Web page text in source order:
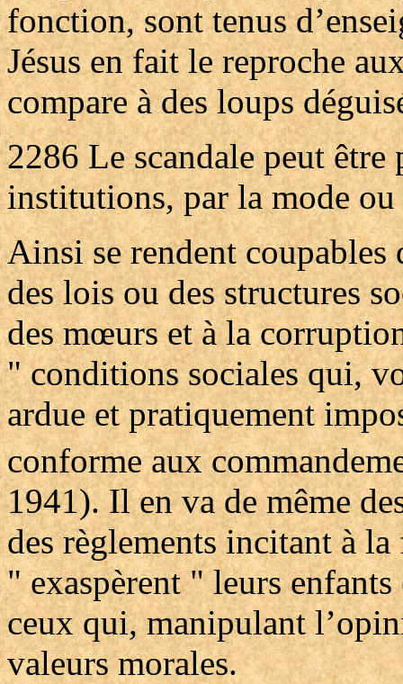
fonction, sont tenus
Jésus en fait le reproche
compare à des loups
2286 Le scandale peut
institutions, par la mode
Ainsi se rendent
des lois ou des structures
des mœurs et à la
" conditions sociales qui,
ardue et pratiquement
conforme aux
1941). Il en va de même
des règlements incitant à
" exaspèrent " leurs
ceux qui, manipulant
valeurs morales.